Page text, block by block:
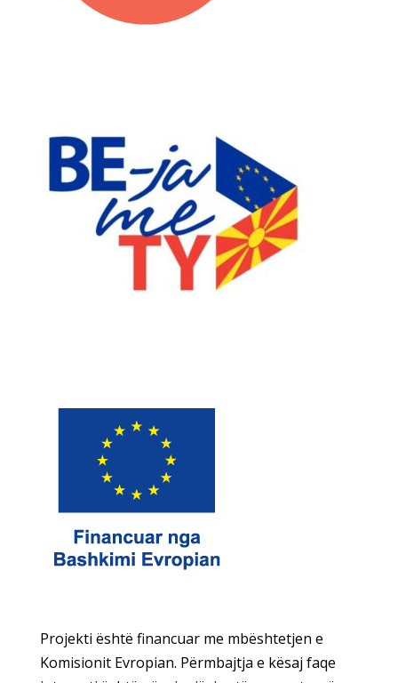
Projekti është financuar me mbështetjen e
Komisionit Evropian. Përmbajtja e kësaj faqe